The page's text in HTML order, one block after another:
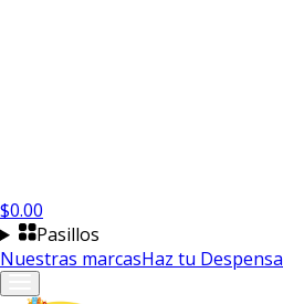
$0.00
Pasillos
Nuestras marcasHaz tu Despensa